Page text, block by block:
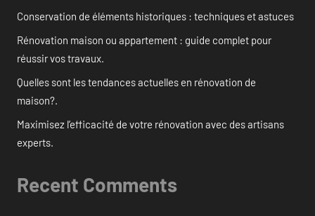
Conservation de éléments historiques : techniques et astuces
Rénovation maison ou appartement : guide complet pour
réussir vos travaux.
Quelles sont les tendances actuelles en rénovation de
maison?.
Maximisez l’efficacité de votre rénovation avec des artisans
experts.
Recent Comments